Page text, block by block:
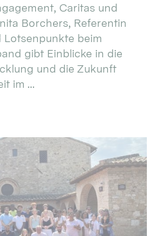
Caritas und
Borchers, Referentin
Lotsenpunkte beim
gibt Einblicke in die
und die Zukunft
im ...